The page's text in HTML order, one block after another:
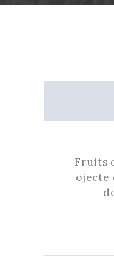
Fruits
ojecte